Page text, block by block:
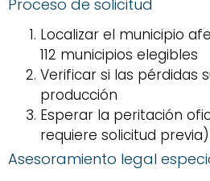
Proceso de solicitud
Localizar el municipio
112 municipios elegibles
Verificar si las pérdidas
producción
Esperar la peritación
requiere solicitud previa)
Asesoramiento legal